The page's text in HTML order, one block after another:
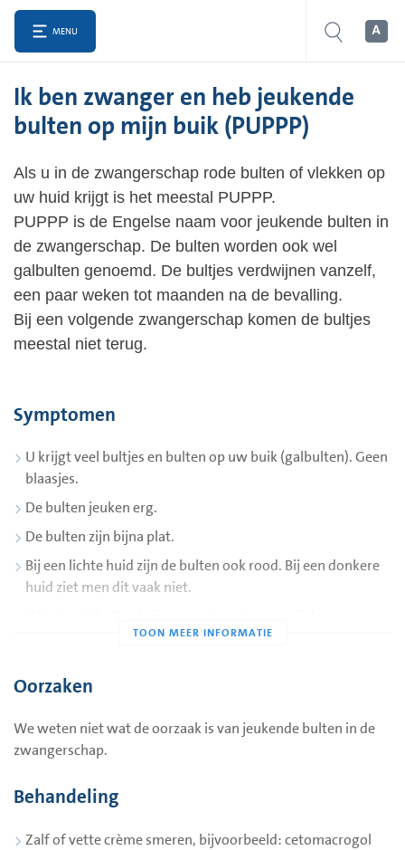
MENU
Ik ben zwanger en heb jeukende
bulten op mijn buik (PUPPP)
Als u in de zwangerschap rode bulten of vlekken op
uw huid krijgt is het meestal PUPPP.
PUPPP is de Engelse naam voor jeukende bulten in
de zwangerschap. De bulten worden ook wel
galbulten genoemd. De bultjes verdwijnen vanzelf,
een paar weken tot maanden na de bevalling.
Bij een volgende zwangerschap komen de bultjes
meestal niet terug.
Symptomen
U krijgt veel bultjes en bulten op uw buik (galbulten). Geen
blaasjes.
De bulten jeuken erg.
De bulten zijn bijna plat.
Bij een lichte huid zijn de bulten ook rood. Bij een donkere
huid ziet men dit vaak niet.
Het begint meestal in de laatste 3 maanden van de
zwangerschap.
Oorzaken
We weten niet wat de oorzaak is van jeukende bulten in de
zwangerschap.
Behandeling
Zalf of vette crème smeren, bijvoorbeeld: cetomacrogol